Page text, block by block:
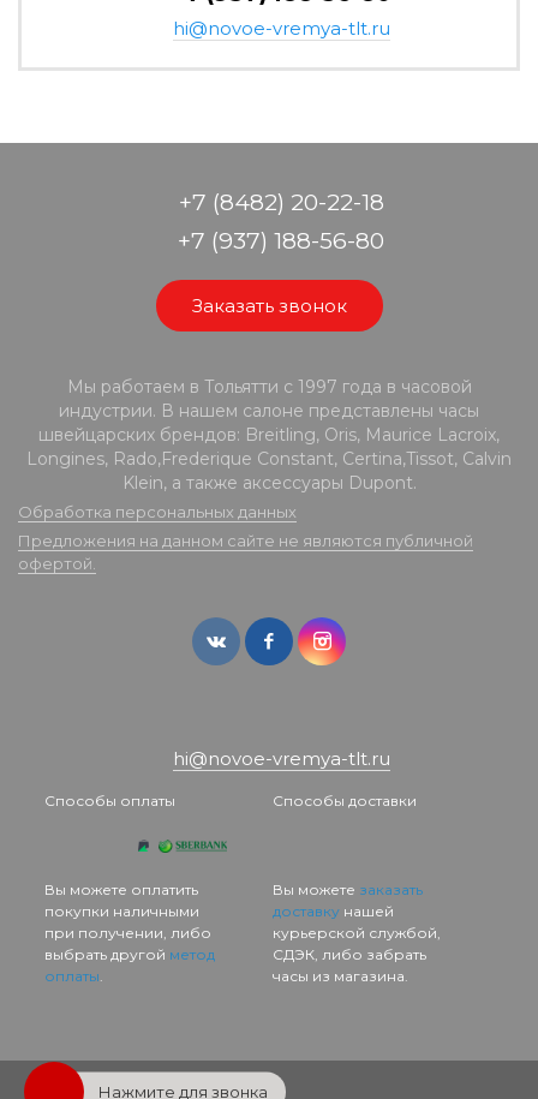
hi@novoe-vremya-tlt.ru
+7 (8482) 20-22-18
+7 (937) 188-56-80
Заказать звонок
Мы работаем в Тольятти с 1997 года в часовой
индустрии. В нашем салоне представлены часы
швейцарских брендов: Breitling, Oris, Maurice Lacroix,
Longines, Rado,Frederique Constant, Certina,Tissot, Calvin
Klein, а также аксессуары Dupont.
Обработка персональных данных
Предложения на данном сайте не являются публичной
офертой.
hi@novoe-vremya-tlt.ru
Способы оплаты
Вы можете оплатить
покупки наличными
при получении, либо
выбрать другой метод
оплаты.
Способы доставки
Вы можете заказать
доставкунашей
курьерской службой,
СДЭК, либо забрать
часы из магазина.
Нажмите для звонка